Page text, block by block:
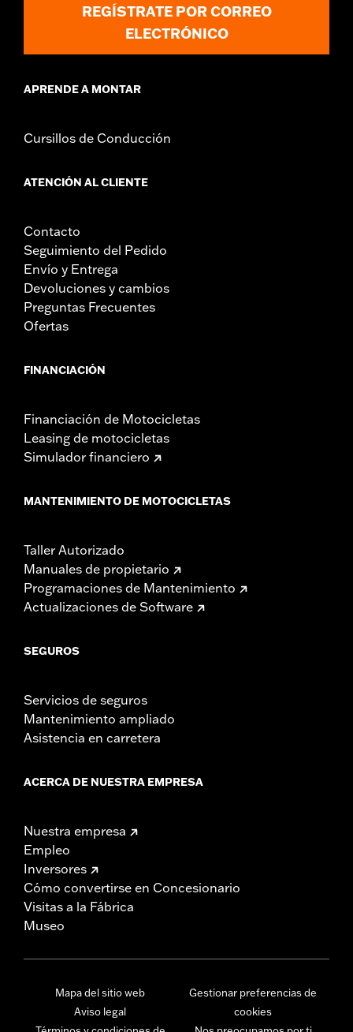
instrucciones de instalación
REGÍSTRATE POR CORREO
ELECTRÓNICO
APRENDE A MONTAR
Cursillos de Conducción
ATENCIÓN AL CLIENTE
Contacto
Seguimiento del Pedido
Envío y Entrega
Devoluciones y cambios
Preguntas Frecuentes
Ofertas
FINANCIACIÓN
Financiación de Motocicletas
Leasing de motocicletas
Simulador financiero
MANTENIMIENTO DE MOTOCICLETAS
Taller Autorizado
Manuales de propietario
Programaciones de Mantenimiento
Actualizaciones de Software
SEGUROS
Servicios de seguros
Mantenimiento ampliado
Asistencia en carretera
ACERCA DE NUESTRA EMPRESA
Nuestra empresa
Empleo
Inversores
Cómo convertirse en Concesionario
Visitas a la Fábrica
Museo
Mapa del sitio web
Aviso legal
Gestionar preferencias de
cookies